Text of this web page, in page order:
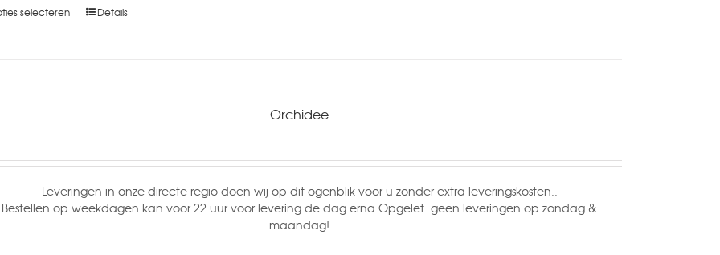
selecteren Details
Orchidee
Leveringen in onze directe regio doen wij op dit ogenblik voor u zonder extra leveringskosten..
Bestellen op weekdagen kan voor 22 uur voor levering de dag erna Opgelet: geen leveringen op zondag &
maandag!